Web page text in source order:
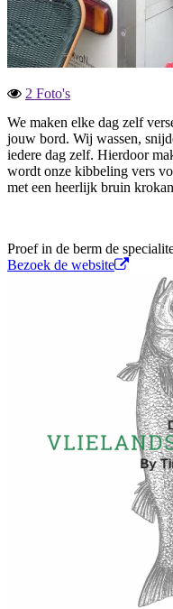
2 Foto's
We maken elke dag zelf
jouw bord. Wij wassen,
iedere dag zelf. Hierdoor
wordt onze kibbeling vers
met een heerlijk bruin
Proef in de berm de
Bezoek de website